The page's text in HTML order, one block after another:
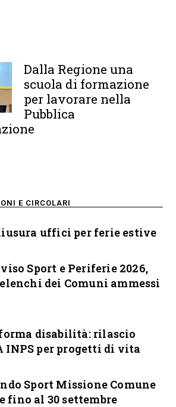
Dalla Regione una
scuola di formazione
per lavorare nella
Pubblica
E CIRCOLARI
uffici per ferie estive
Sport e Periferie 2026,
dei Comuni ammessi
disabilità: rilascio
INPS per progetti di vita
Sport Missione Comune
fino al 30 settembre